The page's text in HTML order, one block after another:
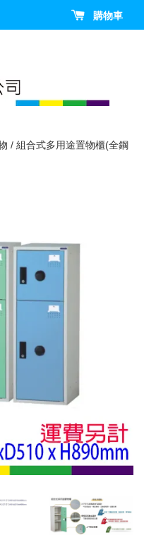
購物車
/ 組合式多用途置物櫃(全鋼